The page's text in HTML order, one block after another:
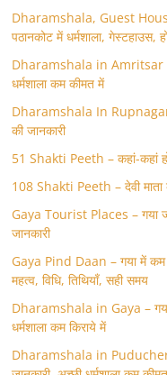
Dharamshala, Guest
पठानकोट में धर्मशाला, गेस्टहाउस,
Dharamshala in Amritsar –
धर्मशाला कम कीमत में
Dharamshala In Rupnagar –
की जानकारी
51 Shakti Peeth – कहां-कहां
108 Shakti Peeth – देवी माता
Gaya Tourist Places – गया
जानकारी
Gaya Pind Daan – गया में कम
महत्व, विधि, तिथियाँ, सही समय
Dharamshala in Gaya – गया
धर्मशाला कम किराये में
Dharamshala in